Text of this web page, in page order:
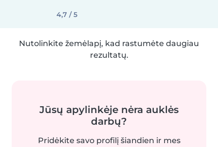
4,7 / 5
Nutolinkite žemėlapį, kad rastumėte daugiau
rezultatų.
Jūsų apylinkėje nėra auklės
darbų?
Pridėkite savo profilį šiandien ir mes